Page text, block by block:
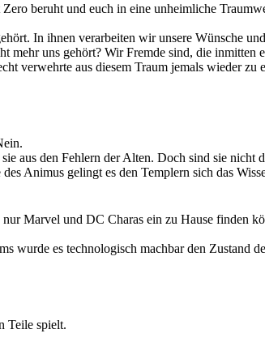
duckten, kriechen zu Scharen aus ihren
Chaos Herr werden kann, wird stetig lauter.
Und so schwer es auch ist, es bleibt
es dürfte nur eine Frage der Zeit sein, bis sie
beruht und euch in eine unheimliche
In ihnen verarbeiten wir unsere Wünsche
uns gehört? Wir Fremde sind, die
verwehrte aus diesem Traum jemals wieder zu
aus den Fehlern der Alten. Doch sind sie nicht
Animus gelingt es den Templern sich das
näher, die die Alten zurück ließen
Marvel und DC Charas ein zu Hause finden
wurde es technologisch machbar den
wird er als latenter Verbrecher
in Gefangenschaft. Oder er bekommt die
Teile spielt.